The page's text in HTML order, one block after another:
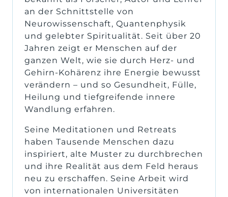
an der Schnittstelle von
Neurowissenschaft, Quantenphysik
und gelebter Spiritualität. Seit über 20
Jahren zeigt er Menschen auf der
ganzen Welt, wie sie durch Herz- und
Gehirn-Kohärenz ihre Energie bewusst
verändern – und so Gesundheit, Fülle,
Heilung und tiefgreifende innere
Wandlung erfahren.
Seine Meditationen und Retreats
haben Tausende Menschen dazu
inspiriert, alte Muster zu durchbrechen
und ihre Realität aus dem Feld heraus
neu zu erschaffen. Seine Arbeit wird
von internationalen Universitäten